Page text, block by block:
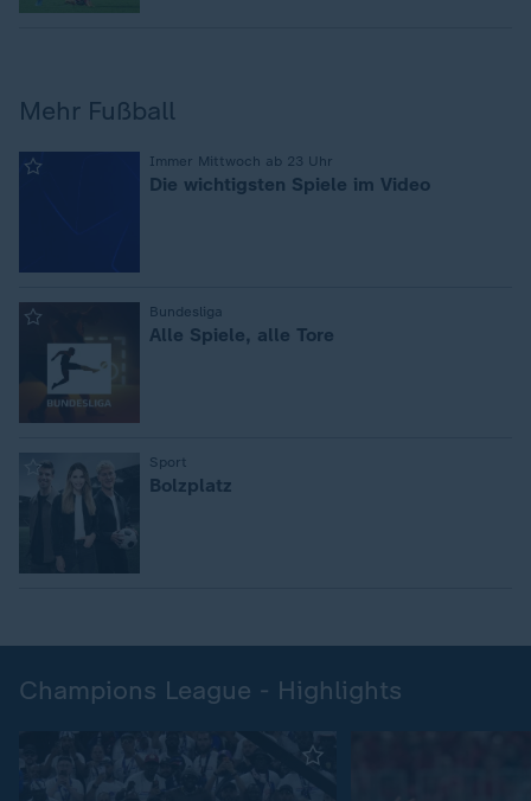
Mehr Fußball
Immer Mittwoch ab 23 Uhr
Die wichtigsten Spiele im Video
Bundesliga
Alle Spiele, alle Tore
Sport
Bolzplatz
Champions League - Highlights